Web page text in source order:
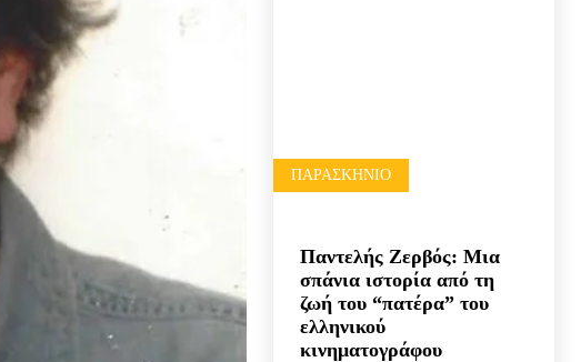
ΠΑΡΑΣΚΉΝΙΟ
Παντελής Ζερβός: Μια
σπάνια ιστορία από τη
ζωή του “πατέρα” του
ελληνικού
κινηματογράφου